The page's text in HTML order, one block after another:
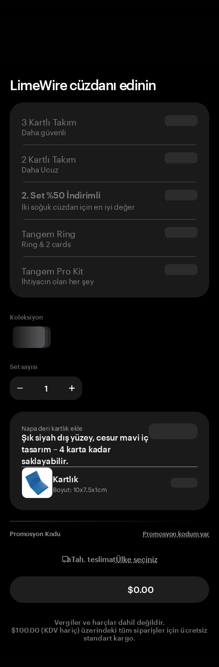
LimeWire cüzdanı edinin
3 Kartlı Takım
Daha güvenli
$69.90
2 Kartlı Takım
Daha Ucuz
$54.90
2. Set %50 İndirimli
İki soğuk cüzdan için en iyi değer
$34.95
Tangem Ring
Ring & 2 cards
$160.00
Tangem Pro Kit
İhtiyacın olan her şey
$180.00
Koleksiyon
Set sayısı
Napa deri kartlık ekle
Şık siyah dış yüzey, cesur mavi iç
tasarım – 4 karta kadar
saklayabilir.
Kartlık
Boyut: 10x7.5x1cm
Promosyon Kodu Promosyon kodum var
Tah. teslimatÜlke seçiniz
$0.00
Vergiler ve harçlar dahil değildir.
$100.00 (KDV hariç) üzerindeki tüm siparişler için ücretsiz
standart kargo.